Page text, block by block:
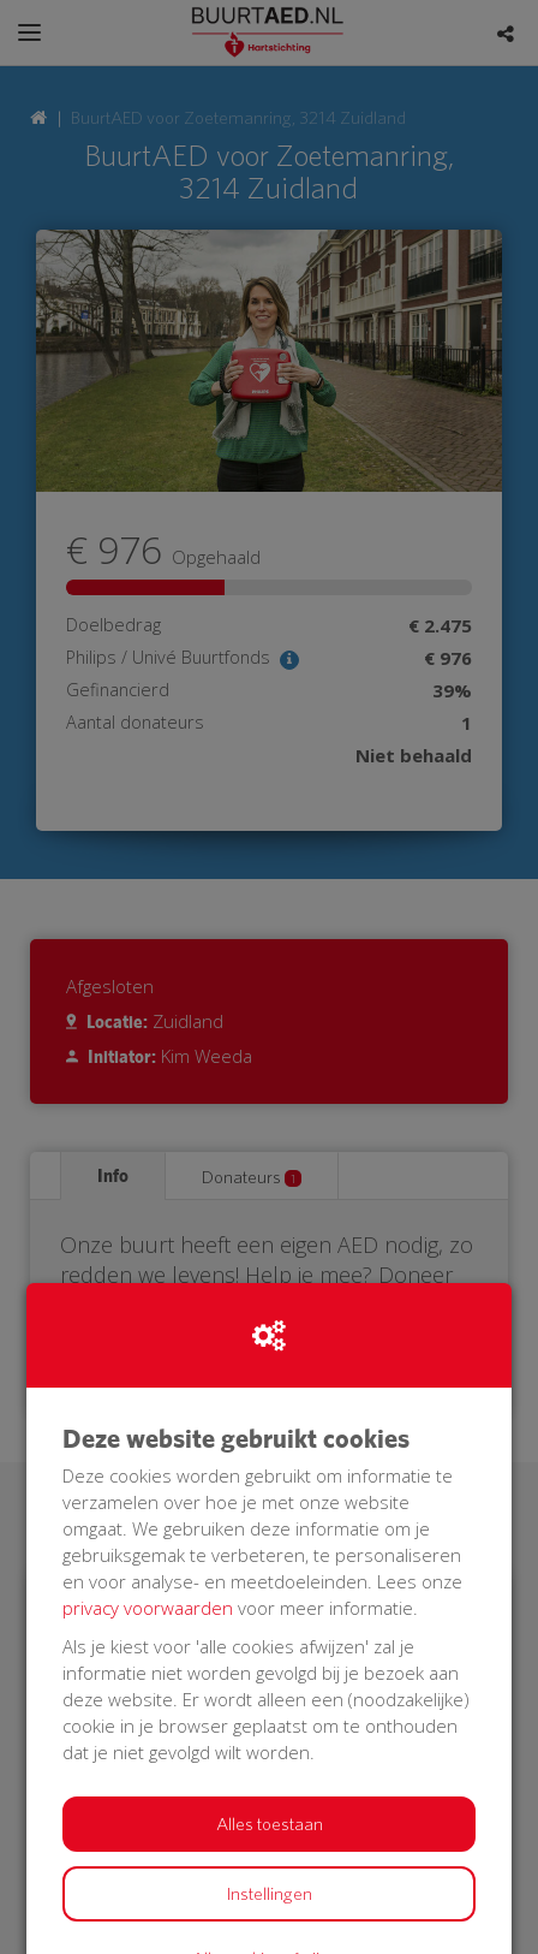
BuurtAED voor Zoetemanring, 3214 Zuidland
BuurtAED voor Zoetemanring,
3214 Zuidland
€ 976 Opgehaald
Doelbedrag € 2.475
Philips / Univé Buurtfonds € 976
Gefinancierd 39%
Aantal donateurs
1
Niet behaald
Afgesloten
Locatie: Zuidland
Initiator: Kim Weeda
Info Donateurs 1
Onze buurt heeft een eigen AED nodig, zo
redden we levens! Help je mee? Doneer
Laatste donaties
€ 976
Philips
27 Oct 2018
22:19 uur
Bekijk alle donateurs
Deze website gebruikt cookies
Deze cookies worden gebruikt om informatie te
verzamelen over hoe je met onze website
omgaat. We gebruiken deze informatie om je
gebruiksgemak te verbeteren, te personaliseren
en voor analyse- en meetdoeleinden. Lees onze
privacy voorwaarden voor meer informatie.
Als je kiest voor 'alle cookies afwijzen' zal je
informatie niet worden gevolgd bij je bezoek aan
deze website. Er wordt alleen een (noodzakelijke)
cookie in je browser geplaatst om te onthouden
dat je niet gevolgd wilt worden.
Alles toestaan
Instellingen